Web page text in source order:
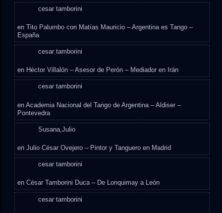
cesar tamborini
enTito Palumbo con Matías Mauricio – Argentina es Tango –
España
cesar tamborini
en Héctor Villalón – Asesor de Perón – Mediador en Irán
cesar tamborini
enAcademia Nacional del Tango de Argentina – Aldiser –
Pontevedra
Susana,Julio
enJulio César Ovejero – Pintor y Tanguero en Madrid
cesar tamborini
enCésar Tamborini Duca – De Lonquimay a León
cesar tamborini